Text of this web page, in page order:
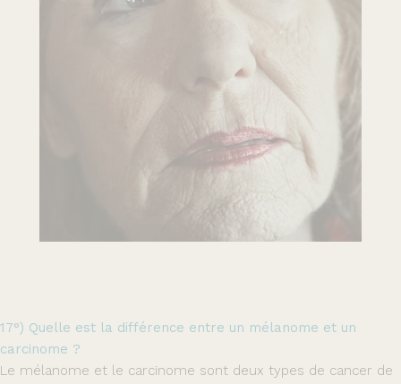
17°) Quelle est la différence entre un mélanome et un
carcinome ?
Le mélanome et le carcinome sont deux types de cancer de